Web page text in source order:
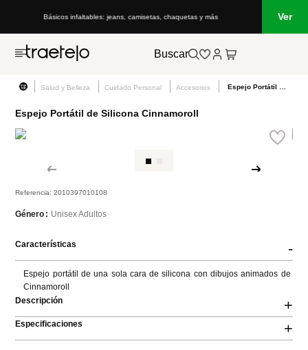
Básicos infaltables: jeans, camisetas, chaquetas y más Ver
Buscar
Salud y Belleza Cuidado Personal Accesorios
Espejo Portátil de Silicona Cinnamoroll
Referencia:2010397010108
Género Unisex Adultos
Características -
Espejo portátil de una sola cara de silicona con dibujos animados de
Cinnamoroll
Descripción
+
Especificaciones +